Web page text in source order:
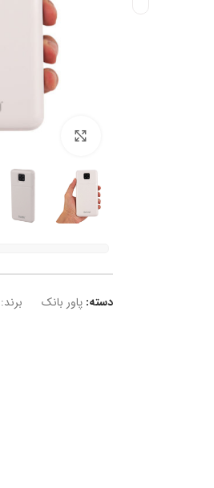
برای
دسته: پاور بانک برند: